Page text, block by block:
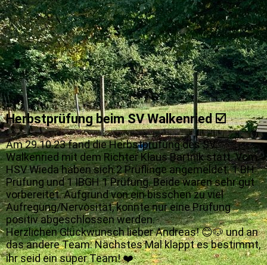
Herbstprüfung beim SV Walkenried ☑️
Am 29.10.23 fand die Herbstprüfung des SV
Walkenried mit dem Richter Klaus Bartnik statt. Vom
HSV Wieda haben sich 2 Prüflinge angemeldet. 1 BH
Prüfung und 1 IBGH 1 Prüfung. Beide waren sehr gut
vorbereitet. Aufgrund von ein bisschen zu viel
Aufregung/Nervosität, konnte nur eine Prüfung
positiv abgeschlossen werden.
Herzlichen Glückwunsch lieber Andreas! 😊🐶 und an
das andere Team: Nächstes Mal klappt es bestimmt,
ihr seid ein super Team! ❤️